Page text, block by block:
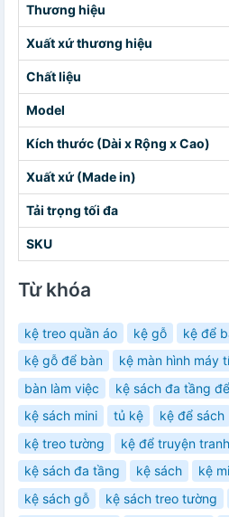
Thương hiệu
Xuất xứ thương hiệu
Chất liệu
Model
Kích thước (Dài x Rộng x Cao)
Xuất xứ (Made in)
Tải trọng tối đa
SKU
Từ khóa
kệ treo quần áo kệ gỗ
kệ để
kệ gỗ để bàn
kệ màn hình máy
bàn làm việc
kệ sách đa tầng
kệ sách mini
tủ kệ kệ để sách
kệ treo tường
kệ để truyện tranh
kệ sách đa tầng
kệ sách
kệ
kệ sách gỗ
kệ sách treo tường